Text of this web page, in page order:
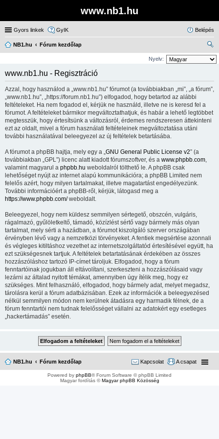
www.nb1.hu
Gyors linkek GyIK Belépés
NB1.hu
Fórum kezdőlap
ere
s
Nyelv:
www.nb1.hu - Regisztráció
Azzal, hogy használod a „www.nb1.hu” fórumot (a továbbiakban „mi”, „a fórum”,
„www.nb1.hu”, „https://forum.nb1.hu”) elfogadod, hogy betartod az alábbi
feltételeket. Ha nem fogadod el, kérjük ne használd, illetve ne is keresd fel a
fórumot. A feltételeket bármikor megváltoztathatjuk, és habár a lehető legtöbbet
megtesszük, hogy értesítsünk a változásról, érdemes rendszeresen áttekinteni
ezt az oldalt, mivel a fórum használati feltételeinek megváltoztatása utáni
további használatával beleegyezel az új feltételek betartásába.
A fórumot a phpBB hajtja, mely egy a „GNU General Public License v2” (a
továbbiakban „GPL”) licenc alatt kiadott fórumszoftver, és a www.phpbb.com,
valamint magyarul a phpbb.hu weboldalról tölthető le. A phpBB csak
lehetőséget nyújt az internet alapú kommunikációra; a phpBB Limited nem
felelős azért, hogy milyen tartalmakat, illetve magatartást engedélyezünk.
További információért a phpBB-ről, kérjük, látogasd meg a
https://www.phpbb.com/weboldalt.
Beleegyezel, hogy nem küldesz semmilyen sértegető, obszcén, vulgáris,
rágalmazó, gyűlöletkeltő, támadó, közízlést sértő vagy bármely más olyan
tartalmat, mely sérti a hazádban, a fórumot kiszolgáló szerver országában
érvényben lévő vagy a nemzetközi törvényeket. A fentiek megsértése azonnali
és végleges kitiltáshoz vezethet az internetszolgáltatód értesítésével együtt, ha
ezt szükségesnek tartjuk. A feltételek betartatásának érdekében az összes
hozzászóláshoz tartozó IP-címet tároljuk. Elfogadod, hogy a fórum
fenntartóinak jogukban áll eltávolítani, szerkeszteni a hozzászólásaid vagy
lezárni az általad nyitott témákat, amennyiben úgy ítélik meg, hogy ez
szükséges. Mint felhasználó, elfogadod, hogy bármely adat, melyet megadsz,
tárolásra kerül a fórum adatbázisában. Ezek az információk a beleegyezésed
nélkül semmilyen módon nem kerülnek átadásra egy harmadik félnek, de a
fórum fenntartói nem tudnak felelősséget vállalni az adatokért egy esetleges
„hackertámadás” esetén.
NB1.hu Fórum kezdőlap A csapat
Kapcsolat
Powered by phpBB® Forum Software © phpBB Limited
Magyar fordítás ©Magyar phpBB Közösség